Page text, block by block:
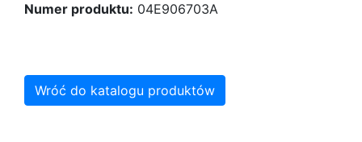
Numer produktu: 04E906703A
Wróć do katalogu produktów